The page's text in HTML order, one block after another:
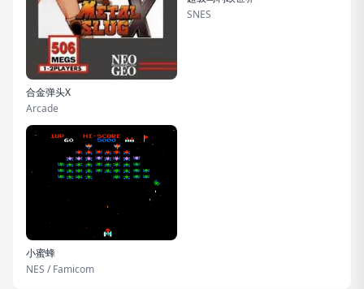
合金弹头X
Arcade
SNES
小蜜蜂
NES / Famicom